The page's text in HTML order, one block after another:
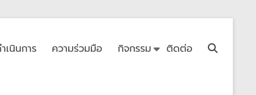
เนินการ ความร่วมมือ กิจกรรม ติดต่อ